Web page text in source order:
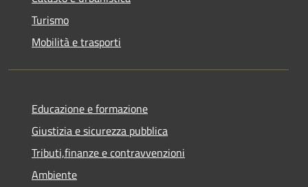
Turismo
Mobilità e trasporti
Educazione e formazione
Giustizia e sicurezza pubblica
Tributi,finanze e contravvenzioni
Ambiente